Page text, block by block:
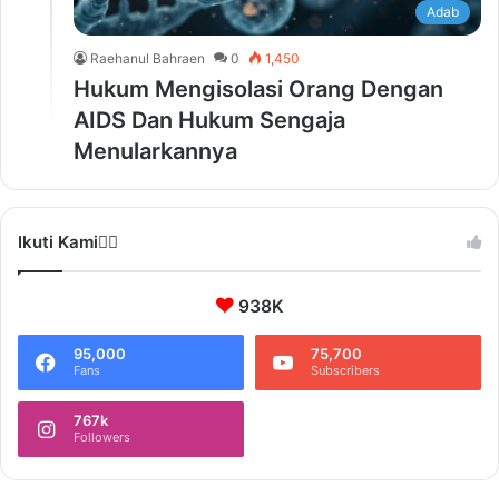
Adab
Raehanul Bahraen 0 1,450
Hukum Mengisolasi Orang Dengan
AIDS Dan Hukum Sengaja
Menularkannya
Ikuti Kami❤️‍🔥
938K
95,000
Fans
75,700
Subscribers
767k
Followers